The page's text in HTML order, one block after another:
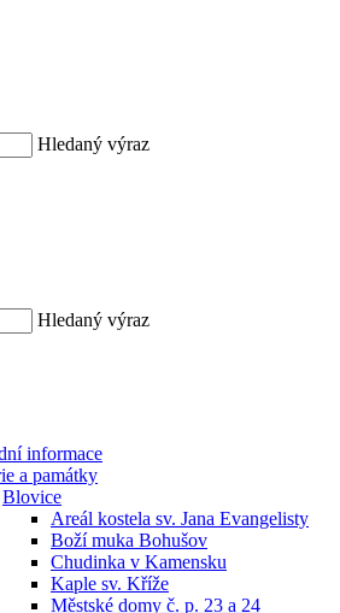
Hledaný výraz
Hledaný výraz
informace
a památky
Blovice
Areál kostela sv. Jana Evangelisty
Boží muka Bohušov
Chudinka v Kamensku
Kaple sv. Kříže
Městské domy č. p. 23 a 24